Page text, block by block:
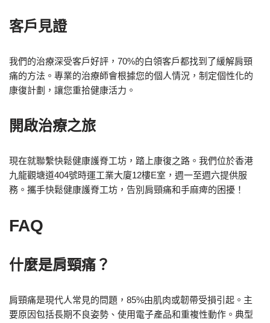
客戶見證
我們的治療深受客戶好評，70%的白領客戶都找到了緩解肩頸
痛的方法。專業的治療師會根據您的個人情況，制定個性化的
康復計劃，讓您重拾健康活力。
開啟治療之旅
現在就聯繫快鬆健康護脊工坊，踏上康復之路。我們位於香港
九龍觀塘道404號時運工業大廈12樓E室，週一至週六提供服
務。攜手快鬆健康護脊工坊，告別肩頸痛和手麻痺的困擾！
FAQ
什麼是肩頸痛？
肩頸痛是現代人常見的問題，85%由肌肉或韌帶受損引起。主
要原因包括長期不良姿勢、使用電子產品和重複性動作。典型